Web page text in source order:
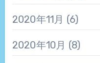
2020年11月 (6)
2020年10月 (8)